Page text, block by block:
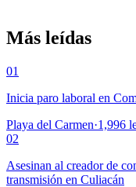
Más leídas
01
Inicia paro laboral en
Playa del Carmen·1,996
02
Asesinan al creador de
transmisión en Culiacán